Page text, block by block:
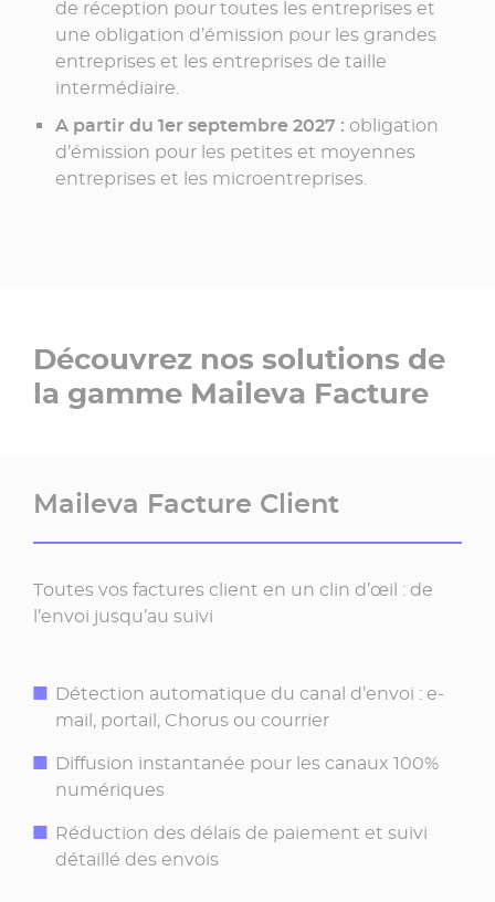
de réception pour toutes les entreprises et
une obligation d’émission pour les grandes
entreprises et les entreprises de taille
intermédiaire.
A partir du 1er septembre 2027 : obligation
d’émission pour les petites et moyennes
entreprises et les microentreprises.
Découvrez nos solutions de
la gamme Maileva Facture
Maileva Facture Client
Toutes vos factures client en un clin d’œil : de
l’envoi jusqu’au suivi
Détection automatique du canal d’envoi : e-
mail, portail, Chorus ou courrier
Diffusion instantanée pour les canaux 100%
numériques
Réduction des délais de paiement et suivi
détaillé des envois